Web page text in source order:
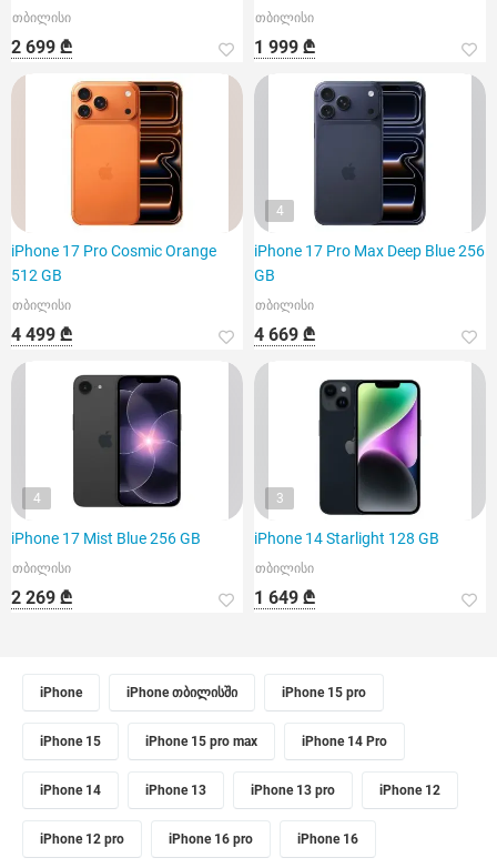
თბილისი
2 699 ₾
თბილისი
1 999 ₾
iPhone 17 Pro Cosmic Orange
512 GB
თბილისი
4 499 ₾
4
iPhone 17 Pro Max Deep Blue 256
GB
თბილისი
4 669 ₾
4
iPhone 17 Mist Blue 256 GB
თბილისი
2 269 ₾
3
iPhone 14 Starlight 128 GB
თბილისი
1 649 ₾
iPhone iPhone თბილისში iPhone 15 pro
iPhone 15 iPhone 15 pro max iPhone 14 Pro
iPhone 14 iPhone 13 iPhone 13 pro iPhone 12
iPhone 12 pro iPhone 16 pro iPhone 16